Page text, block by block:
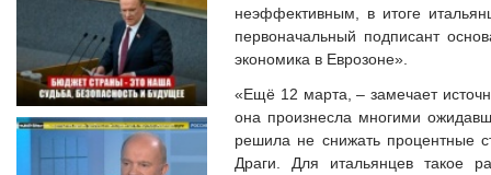
неэффективным, в итоге
первоначальный подписант
экономика в Еврозоне».
«Ещё 12 марта, – замечает
она произнесла многими
решила не снижать процентные
Драги. Для итальянцев такое